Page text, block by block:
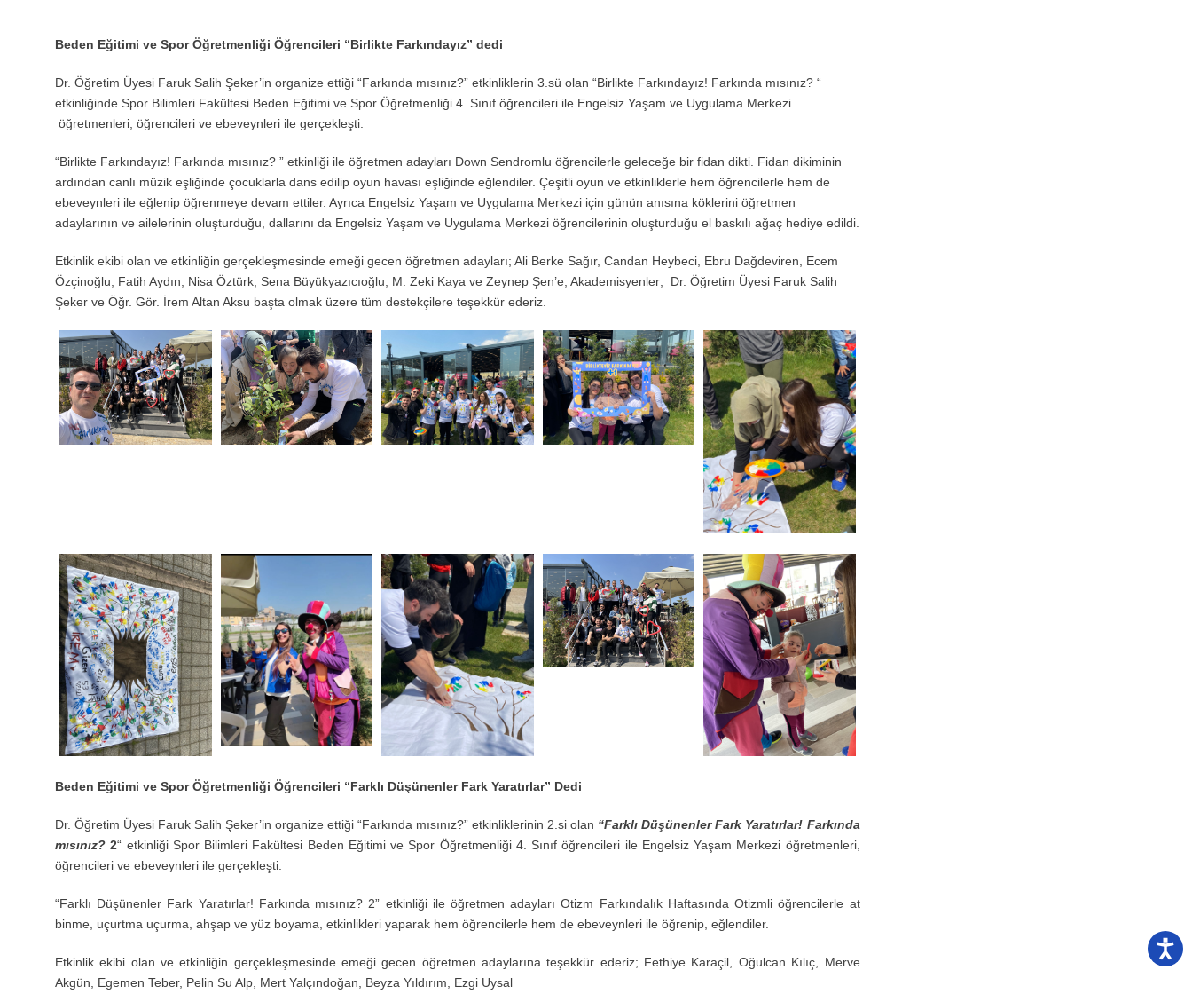
Beden Eğitimi ve Spor Öğretmenliği Öğrencileri “Birlikte Farkındayız” dedi
Dr. Öğretim Üyesi Faruk Salih Şeker’in organize ettiği “Farkında mısınız?” etkinliklerin 3.sü olan “Birlikte Farkındayız! Farkında mısınız? “
etkinliğinde Spor Bilimleri Fakültesi Beden Eğitimi ve Spor Öğretmenliği 4. Sınıf öğrencileri ile Engelsiz Yaşam ve Uygulama Merkezi
öğretmenleri, öğrencileri ve ebeveynleri ile gerçekleşti.
“Birlikte Farkındayız! Farkında mısınız? ” etkinliği ile öğretmen adayları Down Sendromlu öğrencilerle geleceğe bir fidan dikti. Fidan dikiminin
ardından canlı müzik eşliğinde çocuklarla dans edilip oyun havası eşliğinde eğlendiler. Çeşitli oyun ve etkinliklerle hem öğrencilerle hem de
ebeveynleri ile eğlenip öğrenmeye devam ettiler. Ayrıca Engelsiz Yaşam ve Uygulama Merkezi için günün anısına köklerini öğretmen
adaylarının ve ailelerinin oluşturduğu, dallarını da Engelsiz Yaşam ve Uygulama Merkezi öğrencilerinin oluşturduğu el baskılı ağaç hediye edildi.
Etkinlik ekibi olan ve etkinliğin gerçekleşmesinde emeği gecen öğretmen adayları; Ali Berke Sağır, Candan Heybeci, Ebru Dağdeviren, Ecem
Özçinoğlu, Fatih Aydın, Nisa Öztürk, Sena Büyükyazıcıoğlu, M. Zeki Kaya ve Zeynep Şen’e, Akademisyenler; Dr. Öğretim Üyesi Faruk Salih
Şeker ve Öğr. Gör. İrem Altan Aksu başta olmak üzere tüm destekçilere teşekkür ederiz.
Beden Eğitimi ve Spor Öğretmenliği Öğrencileri “Farklı Düşünenler Fark Yaratırlar” Dedi
Dr. Öğretim Üyesi Faruk Salih Şeker’in organize ettiği “Farkında mısınız?” etkinliklerinin 2.si olan “Farklı Düşünenler Fark Yaratırlar! Farkında
mısınız? 2“ etkinliği Spor Bilimleri Fakültesi Beden Eğitimi ve Spor Öğretmenliği 4. Sınıf öğrencileri ile Engelsiz Yaşam Merkezi öğretmenleri,
öğrencileri ve ebeveynleri ile gerçekleşti.
“Farklı Düşünenler Fark Yaratırlar! Farkında mısınız? 2” etkinliği ile öğretmen adayları Otizm Farkındalık Haftasında Otizmli öğrencilerle at
binme, uçurtma uçurma, ahşap ve yüz boyama, etkinlikleri yaparak hem öğrencilerle hem de ebeveynleri ile öğrenip, eğlendiler.
Etkinlik ekibi olan ve etkinliğin gerçekleşmesinde emeği gecen öğretmen adaylarına teşekkür ederiz; Fethiye Karaçil, Oğulcan Kılıç, Merve
Akgün, Egemen Teber, Pelin Su Alp, Mert Yalçındoğan, Beyza Yıldırım, Ezgi Uysal